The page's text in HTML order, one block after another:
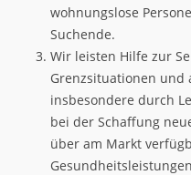
wohnungslose
Suchende.
Wir leisten Hilfe zur
Grenzsituationen und
insbesondere durch
bei der Schaffung
über am Markt